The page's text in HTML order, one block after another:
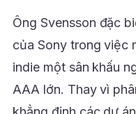
Ông Svensson đặc
của Sony trong việc
indie một sân khấu
AAA lớn. Thay vì